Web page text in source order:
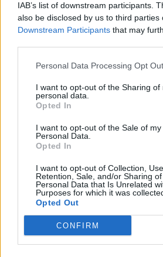
IAB’s list of downstream participants.
also be disclosed by us to third parties
Downstream Participants that may
Personal Data Processing Opt
I want to opt-out of the Sharing of
personal data.
Opted In
I want to opt-out of the Sale of my
Personal Data.
Opted In
I want to opt-out of Collection, Use,
Retention, Sale, and/or Sharing
Personal Data that Is Unrelated
Purposes for which it was
Opted Out
CONFIRM
Commentaires
Dire «merci» pour cette traduction